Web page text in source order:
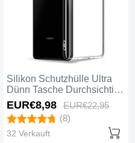
Silikon Schutzhülle Ultra
Dünn Tasche Durchsichtig
Transparent K03 für
Huawei Mate 20 Klar
EUR€8,98 EUR€22,95
(8)
32 Verkauft